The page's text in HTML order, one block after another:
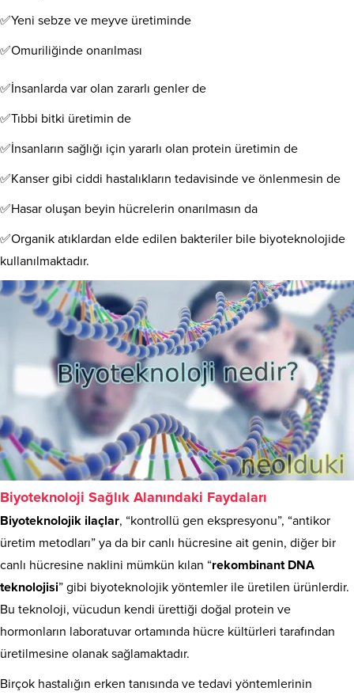
✅Yeni sebze ve meyve üretiminde
✅Omuriliğinde onarılması
✅İnsanlarda var olan zararlı genler de
✅Tıbbi bitki üretimin de
✅İnsanların sağlığı için yararlı olan protein üretimin de
✅Kanser gibi ciddi hastalıkların tedavisinde ve önlenmesin de
✅Hasar oluşan beyin hücrelerin onarılmasın da
✅Organik atıklardan elde edilen bakteriler bile biyoteknolojide
kullanılmaktadır.
Biyoteknoloji Sağlık Alanındaki Faydaları
Biyoteknolojik ilaçlar, “kontrollü gen ekspresyonu”, “antikor
üretim metodları” ya da bir canlı hücresine ait genin, diğer bir
canlı hücresine naklini mümkün kılan “rekombinant DNA
teknolojisi” gibi biyoteknolojik yöntemler ile üretilen ürünlerdir.
Bu teknoloji, vücudun kendi ürettiği doğal protein ve
hormonların laboratuvar ortamında hücre kültürleri tarafından
üretilmesine olanak sağlamaktadır.
Birçok hastalığın erken tanısında ve tedavi yöntemlerinin